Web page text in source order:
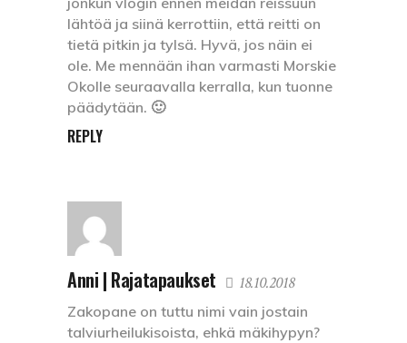
lähtöä ja siinä kerrottiin, että reitti on
tietä pitkin ja tylsä. Hyvä, jos näin ei
ole. Me mennään ihan varmasti Morskie
Okolle seuraavalla kerralla, kun tuonne
päädytään. 🙂
REPLY
Anni | Rajatapaukset 18.10.2018
Zakopane on tuttu nimi vain jostain
talviurheilukisoista, ehkä mäkihypyn?